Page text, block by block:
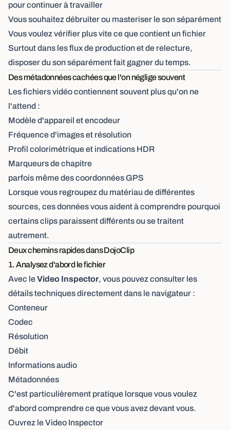
pour continuer à travailler
Vous souhaitez débruiter ou masteriser le son séparément
Vous voulez vérifier plus vite ce que contient un fichier
Surtout dans les flux de production et de relecture,
disposer du son séparément fait gagner du temps.
Des métadonnées cachées que l'on néglige souvent
Les fichiers vidéo contiennent souvent plus qu'on ne
l'attend :
Modèle d'appareil et encodeur
Fréquence d'images et résolution
Profil colorimétrique et indications HDR
Marqueurs de chapitre
parfois même des coordonnées GPS
Lorsque vous regroupez du matériau de différentes
sources, ces données vous aident à comprendre pourquoi
certains clips paraissent différents ou se traitent
autrement.
Deux chemins rapides dans DojoClip
1. Analysez d'abord le fichier
Avec leVideo Inspector, vous pouvez consulter les
détails techniques directement dans le navigateur :
Conteneur
Codec
Résolution
Débit
Informations audio
Métadonnées
C'est particulièrement pratique lorsque vous voulez
d'abord comprendre ce que vous avez devant vous.
Ouvrez le Video Inspector